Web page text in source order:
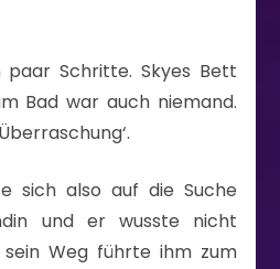
paar Schritte. Skyes Bett
Bad war auch niemand.
sich also auf die Suche
und er wusste nicht
Weg führte ihm zum